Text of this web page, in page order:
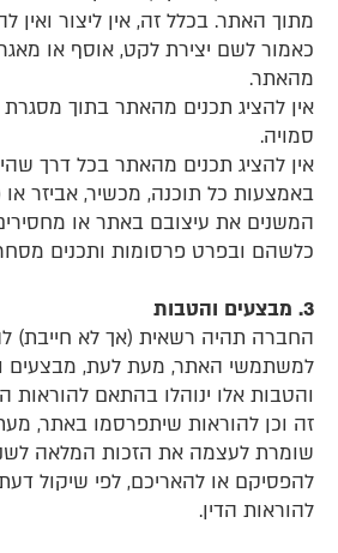
מתוך האתר. בכלל זה, אין ליצור
כאמור לשם יצירת לקט, אוסף או מאגר
מהאתר.
סמויה.
אין להציג תכנים מהאתר בכל דרך
באמצעות כל תוכנה, מכשיר, אביזר
המשנים את עיצובם באתר או
כלשהם ובפרט פרסומות ותכנים
3. מבצעים והטבות
החברה תהיה רשאית (אך לא חייבת)
למשתמשי האתר, מעת לעת, מבצעים
והטבות אלו ינוהלו בהתאם להוראות
זה וכן להוראות שיתפרסמו באתר,
שומרת לעצמה את הזכות המלאה
להפסיקם או להאריכם, לפי שיקול
להוראות הדין.